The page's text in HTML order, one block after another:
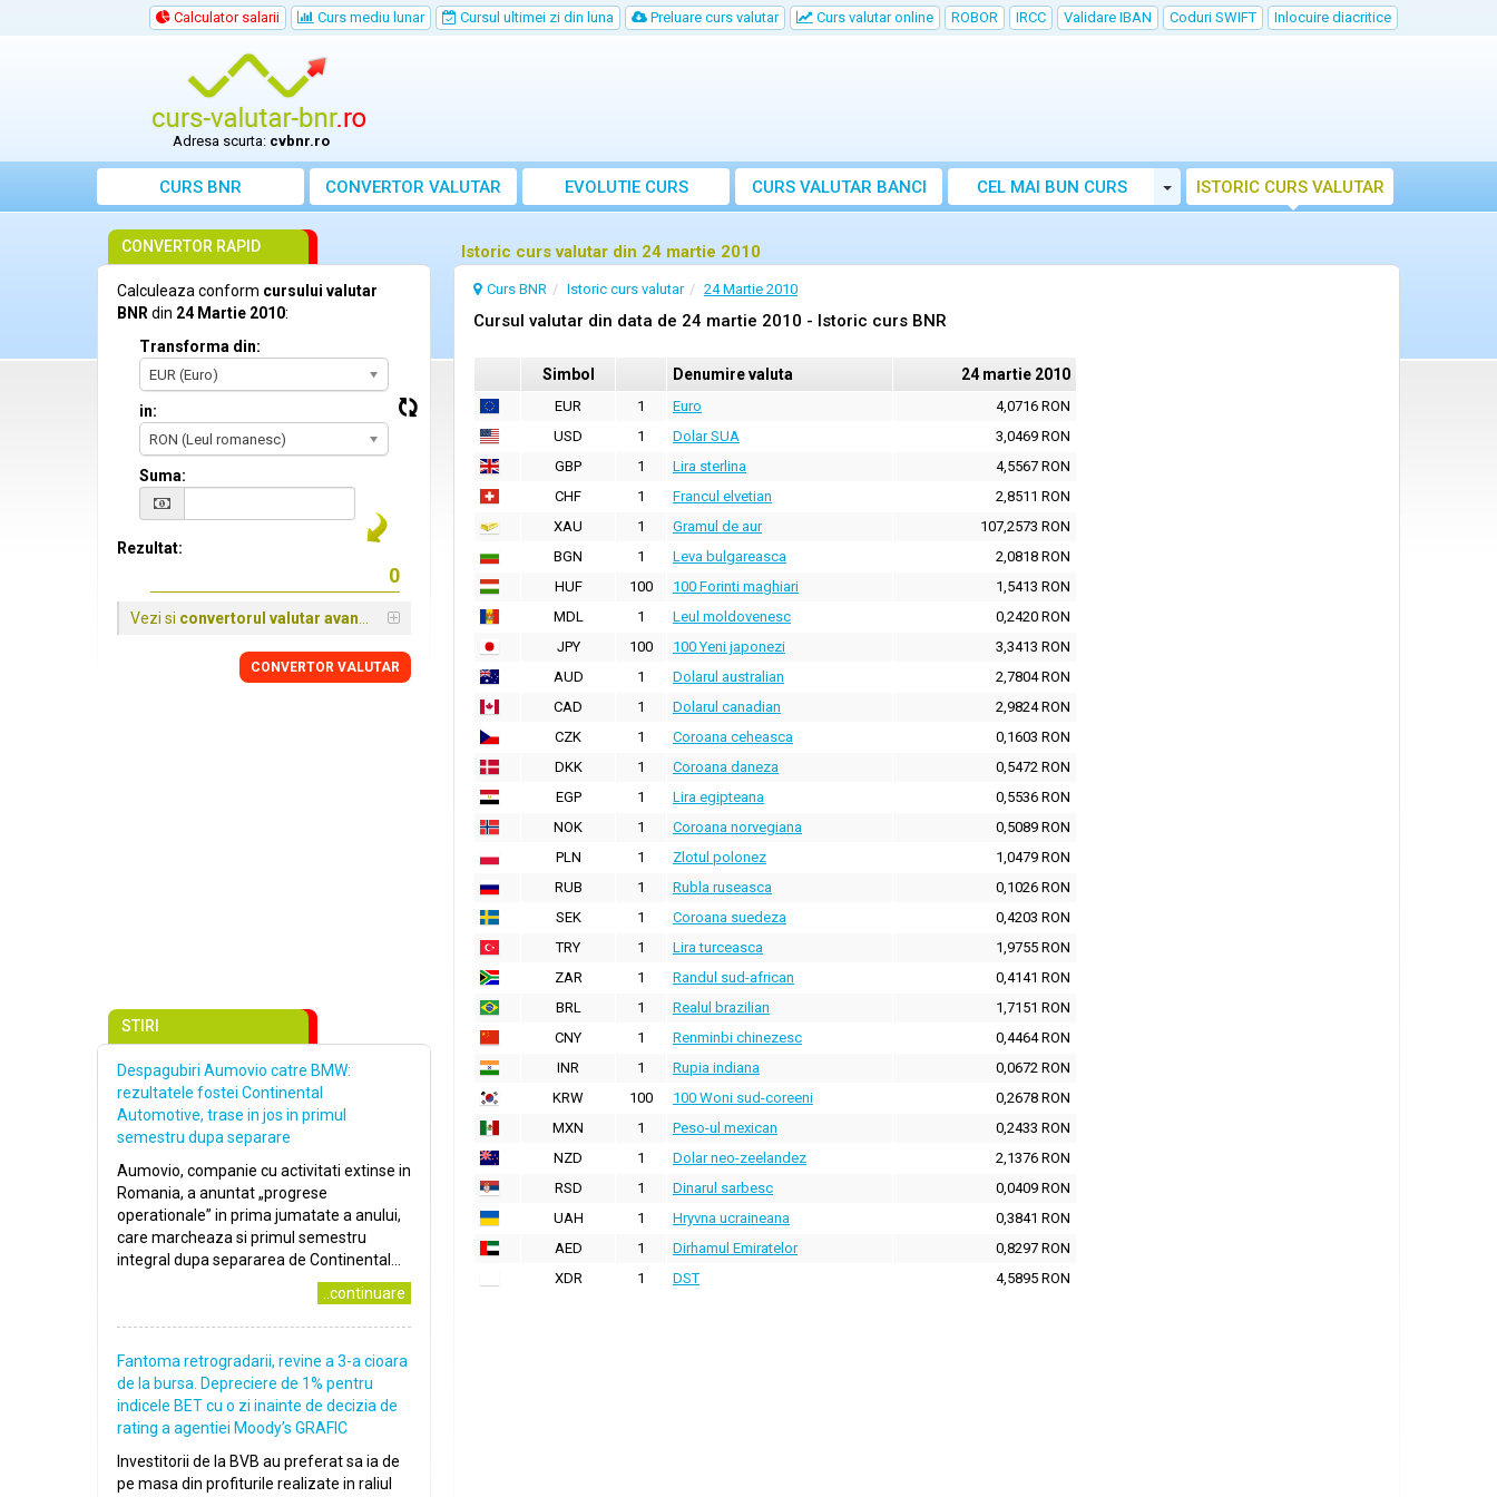
Calculator salarii Curs mediu lunar Cursul ultimei zi din luna Preluare curs valutar Curs valutar online ROBOR IRCC Validare IBAN Coduri SWIFT Inlocuire diacritice
Adresa scurta: cvbnr.ro
CURS BNR CONVERTOR VALUTAR EVOLUTIE CURS CURS VALUTAR BANCI CEL MAI BUN CURS Toggle Dropdown
ISTORIC CURS VALUTAR
Istoric curs valutar din 24 martie 2010
Curs BNR Istoric curs valutar 24 Martie 2010
Cursul valutar din data de 24 martie 2010 - Istoric curs BNR
Simbol Denumire valuta 24 martie 2010
EUR 1 Euro
4,0716 RON
USD
1 Dolar SUA
3,0469 RON
GBP
1 Lira sterlina
4,5567 RON
CHF
1 Francul elvetian
2,8511 RON
XAU
1 Gramul de aur
107,2573 RON
BGN
1 Leva bulgareasca
2,0818 RON
HUF
100 100 Forinti maghiari
1,5413 RON
MDL
1 Leul moldovenesc
0,2420 RON
JPY
100 100 Yeni japonezi
3,3413 RON
AUD
1 Dolarul australian
2,7804 RON
CAD
1 Dolarul canadian
2,9824 RON
CZK
1 Coroana ceheasca
0,1603 RON
DKK
1 Coroana daneza
0,5472 RON
EGP
1 Lira egipteana
0,5536 RON
NOK
1 Coroana norvegiana
0,5089 RON
PLN
1 Zlotul polonez
1,0479 RON
RUB
1 Rubla ruseasca
0,1026 RON
SEK
1 Coroana suedeza
0,4203 RON
TRY
1 Lira turceasca
1,9755 RON
ZAR
1 Randul sud-african
0,4141 RON
BRL
1 Realul brazilian
1,7151 RON
CNY
1 Renminbi chinezesc
0,4464 RON
INR
1 Rupia indiana
0,0672 RON
KRW
100 100 Woni sud-coreeni
0,2678 RON
MXN
1 Peso-ul mexican
0,2433 RON
NZD
1 Dolar neo-zeelandez
2,1376 RON
RSD
1 Dinarul sarbesc
0,0409 RON
UAH
1 Hryvna ucraineana
0,3841 RON
AED
1 Dirhamul Emiratelor
0,8297 RON
XDR
1 DST 4,5895 RON
CONVERTOR RAPID
Calculeaza conform cursului valutar
BNR din 24 Martie 2010:
Transforma din:
EUR (Euro)
in:
RON (Leul romanesc)
Suma:
Rezultat:
Vezi si convertorul valutar avansat
CONVERTOR VALUTAR
STIRI
Despagubiri Aumovio catre BMW:
rezultatele fostei Continental
Automotive, trase in jos in primul
semestru dupa separare
Aumovio, companie cu activitati extinse in
Romania, a anuntat „progrese
operationale” in prima jumatate a anului,
care marcheaza si primul semestru
integral dupa separarea de Continental...
..continuare
Fantoma retrogradarii, revine a 3-a cioara
de la bursa. Depreciere de 1% pentru
indicele BET cu o zi inainte de decizia de
rating a agentiei Moody’s GRAFIC
Investitorii de la BVB au preferat sa ia de
pe masa din profiturile realizate in raliul